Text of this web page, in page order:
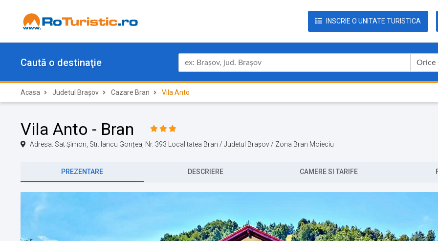
INSCRIE O UNITATE TURISTICA
Caută o destinaţie Orice
Acasa Judetul Brașov Cazare Bran Vila Anto
Vila Anto - Bran
Adresa: Sat Șimon, Str. Iancu Gonțea, Nr. 393 Localitatea Bran / Judetul Brașov / Zona Bran Moieciu
PREZENTARE DESCRIERE CAMERE SI TARIFE